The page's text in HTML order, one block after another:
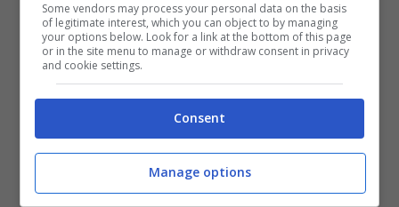
Post Instagram (Screenshot)
Some vendors may process your personal data on the basis
of legitimate interest, which you can object to by managing
your options below. Look for a link at the bottom of this page
or in the site menu to manage or withdraw consent in privacy
and cookie settings.
Consent
Manage options